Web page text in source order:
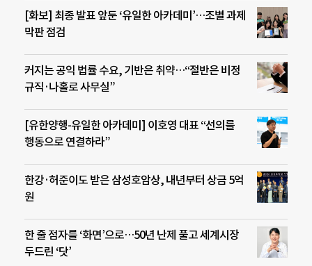
[화보] 최종 발표 앞둔 ‘유일한 아카데미’…조별 과제
막판 점검
커지는 공익 법률 수요, 기반은 취약…“절반은 비정
규직·나홀로 사무실”
[유한양행-유일한 아카데미] 이호영 대표 “선의를
행동으로 연결하라”
한강·허준이도 받은 삼성호암상, 내년부터 상금 5억
원
한 줄 점자를 ‘화면’으로…50년 난제 풀고 세계시장
두드린 ‘닷’